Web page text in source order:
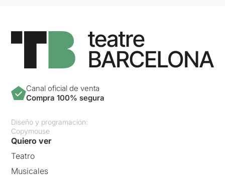
Canal oficial de venta
Compra 100% segura
Diseño y programación:
Copymouse
Quiero ver
Teatro
Musicales